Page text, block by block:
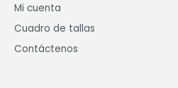
Mi cuenta
Cuadro de tallas
Contáctenos